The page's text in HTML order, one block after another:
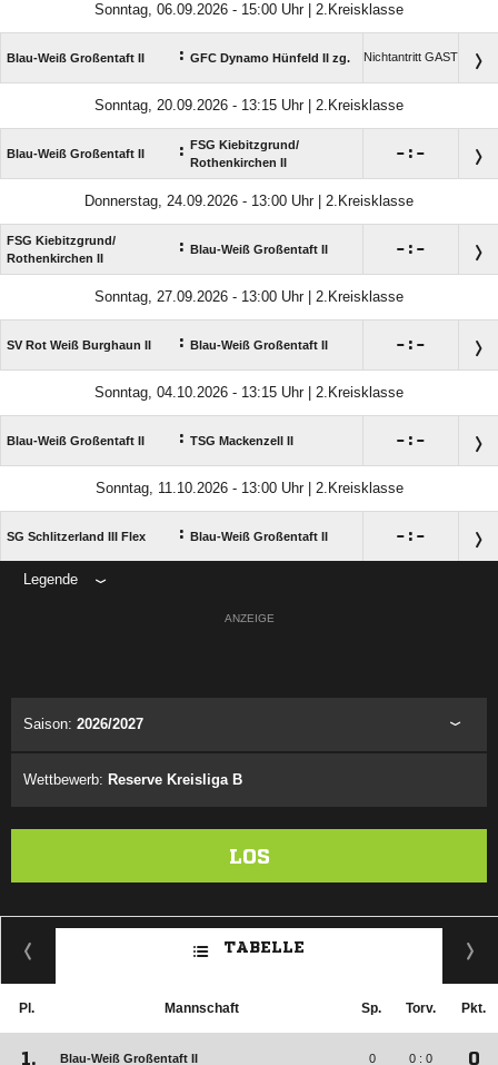
Sonntag, 06.09.2026 - 15:00 Uhr | 2.Kreisklasse
Blau-Weiß Großentaft II : GFC Dynamo Hünfeld II zg. Nichtantritt GAST
Sonntag, 20.09.2026 - 13:15 Uhr | 2.Kreisklasse
Blau-Weiß Großentaft II :
FSG Kiebitzgrund/​
Rothenkirchen II
 : 
Donnerstag, 24.09.2026 - 13:00 Uhr | 2.Kreisklasse
FSG Kiebitzgrund/​
Rothenkirchen II
: Blau-Weiß Großentaft II  : 
Sonntag, 27.09.2026 - 13:00 Uhr | 2.Kreisklasse
SV Rot Weiß Burghaun II : Blau-Weiß Großentaft II  : 
Sonntag, 04.10.2026 - 13:15 Uhr | 2.Kreisklasse
Blau-Weiß Großentaft II : TSG Mackenzell II  : 
Sonntag, 11.10.2026 - 13:00 Uhr | 2.Kreisklasse
SG Schlitzerland III Flex : Blau-Weiß Großentaft II  : 
Legende
ANZEIGE
Saison: 2026/2027
Wettbewerb: Reserve Kreisliga B
LOS
TABELLE
Pl. Mannschaft Sp. Torv. Pkt.
1. Blau-Weiß Großentaft II 0 0 : 0 0